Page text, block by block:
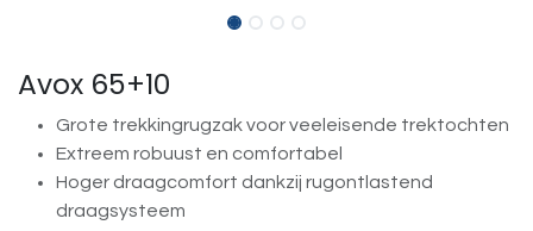
Avox 65+10
Grote trekkingrugzak voor veeleisende trektochten
Extreem robuust en comfortabel
Hoger draagcomfort dankzij rugontlastend
draagsysteem